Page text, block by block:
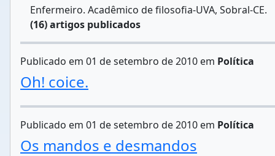
Enfermeiro. Acadêmico de filosofia-UVA, Sobral-CE.
(16) artigos publicados
Publicado em 01 de setembro de 2010 em Política
Oh! coice.
Publicado em 01 de setembro de 2010 em Política
Os mandos e desmandos